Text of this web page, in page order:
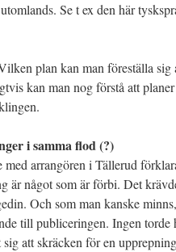
Se t ex den här
plan kan man föreställa
kan man nog förstå att
i samma flod (?)
arrangören i Tällerud
är något som är förbi. Det
Och som man kanske
till publiceringen. Ingen torde
att skräcken för en